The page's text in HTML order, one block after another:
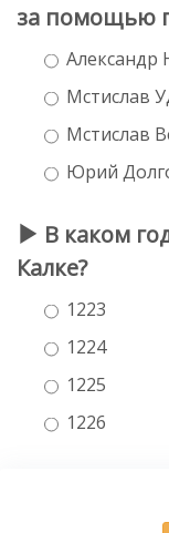
за помощью
Александр
Мстислав
Мстислав
Юрий
В каком
Калке?
1223
1224
1225
1226